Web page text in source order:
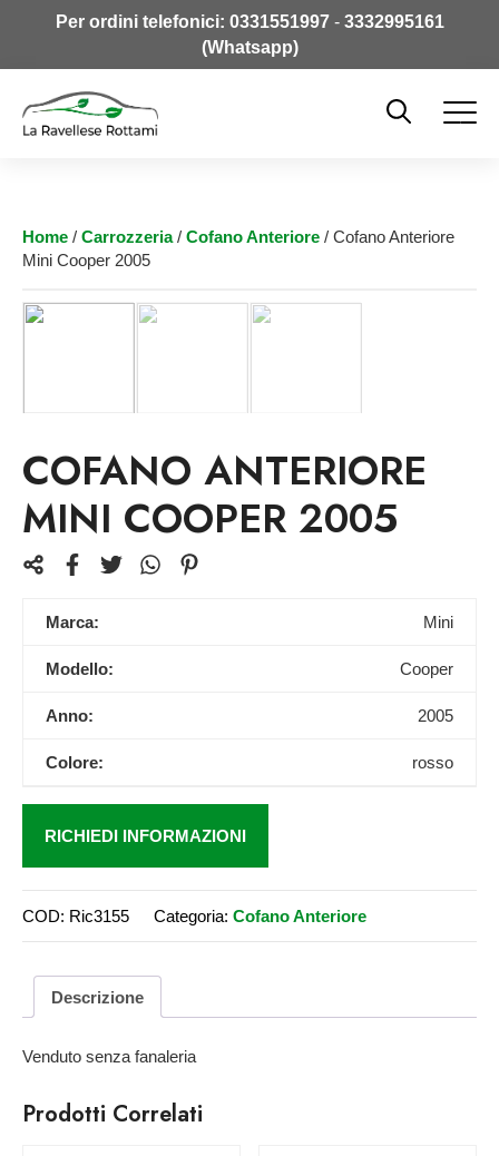
Per ordini telefonici: 0331551997- 3332995161
(Whatsapp)
Home / Carrozzeria/ Cofano Anteriore / Cofano Anteriore
Mini Cooper 2005
COFANO ANTERIORE
MINI COOPER 2005
Marca: Mini
Modello: Cooper
Anno: 2005
Colore: rosso
RICHIEDI INFORMAZIONI
COD: Ric3155 Categoria: Cofano Anteriore
Descrizione
Venduto senza fanaleria
Prodotti Correlati